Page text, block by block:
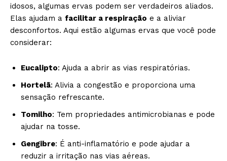
idosos, algumas ervas podem ser verdadeiros aliados.
Elas ajudam a facilitar a respiração e a aliviar
desconfortos. Aqui estão algumas ervas que você pode
considerar:
Eucalipto: Ajuda a abrir as vias respiratórias.
Hortelã: Alivia a congestão e proporciona uma
sensação refrescante.
Tomilho: Tem propriedades antimicrobianas e pode
ajudar na tosse.
Gengibre: É anti-inflamatório e pode ajudar a
reduzir a irritação nas vias aéreas.